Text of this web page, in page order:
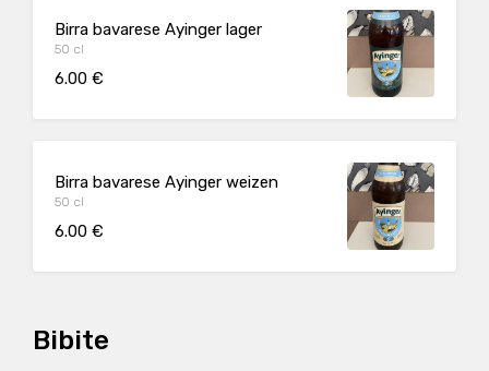
Birra bavarese Ayinger lager
50 cl
6.00 €
Birra bavarese Ayinger weizen
50 cl
6.00 €
Bibite